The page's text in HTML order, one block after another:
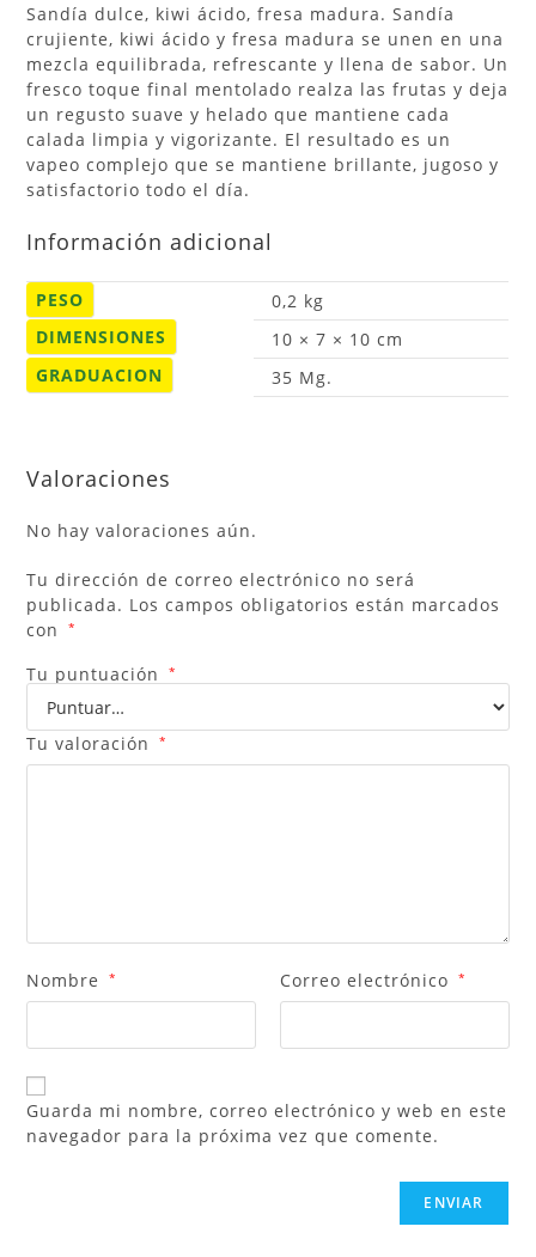
Sandía dulce, kiwi ácido, fresa madura. Sandía
crujiente, kiwi ácido y fresa madura se unen en una
mezcla equilibrada, refrescante y llena de sabor. Un
fresco toque final mentolado realza las frutas y deja
un regusto suave y helado que mantiene cada
calada limpia y vigorizante. El resultado es un
vapeo complejo que se mantiene brillante, jugoso y
satisfactorio todo el día.
Información adicional
PESO
0,2 kg
DIMENSIONES
10 × 7 × 10 cm
GRADUACION
35 Mg.
Valoraciones
No hay valoraciones aún.
Tu dirección de correo electrónico no será
publicada. Los campos obligatorios están marcados
con
*
Tu puntuación *
Tu valoración *
Nombre * Correo electrónico *
Guarda mi nombre, correo electrónico y web en este
navegador para la próxima vez que comente.